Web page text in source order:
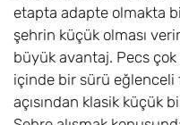
etapta adapte olmakta
şehrin küçük olması
büyük avantaj. Pecs çok
içinde bir sürü eğlenceli
açısından klasik küçük